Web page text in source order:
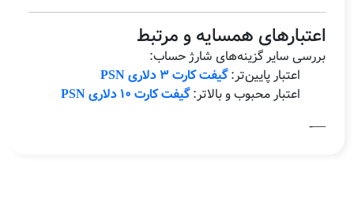
اعتبارهای همسایه و مرتبط
بررسی سایر گزینه‌های شارژ حساب:
اعتبار پایین‌تر:گیفت کارت ۳ دلاری PSN
اعتبار محبوب و بالاتر:گیفت کارت ۱۰ دلاری PSN
—-